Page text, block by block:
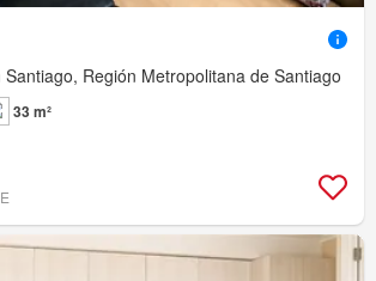
Santiago, Región Metropolitana de Santiago
33 m²